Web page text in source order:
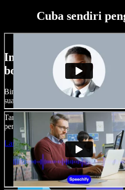
Cuba sendiri
Ini hanya sebahagian
boleh buat di Speechify
Bina suara latar, tambah imej stok
suara anda, untuk projek audio video
Tanpa keluk pembelajaran dan semua
pencipta boleh realisasikan segala
Lancarkan Studio